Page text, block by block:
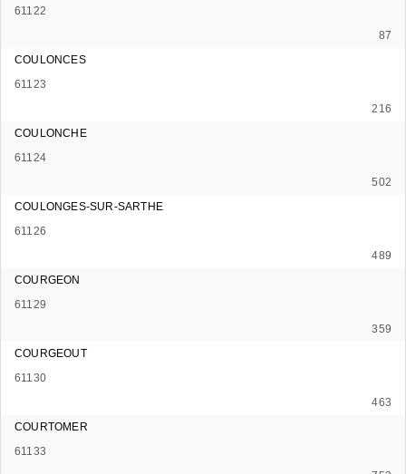
61122
87
COULONCES
61123
216
COULONCHE
61124
502
COULONGES-SUR-SARTHE
61126
489
COURGEON
61129
359
COURGEOUT
61130
463
COURTOMER
61133